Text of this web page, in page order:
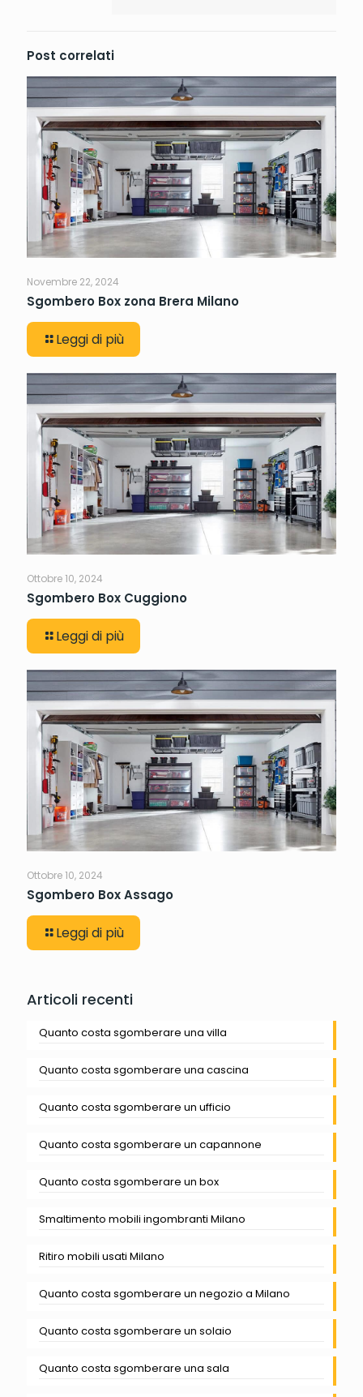
Post correlati
Novembre 22, 2024
Sgombero Box zona Brera Milano
Leggi di più
Ottobre 10, 2024
Sgombero Box Cuggiono
Leggi di più
Ottobre 10, 2024
Sgombero Box Assago
Leggi di più
Articoli recenti
Quanto costa sgomberare una villa
Quanto costa sgomberare una cascina
Quanto costa sgomberare un ufficio
Quanto costa sgomberare un capannone
Quanto costa sgomberare un box
Smaltimento mobili ingombranti Milano
Ritiro mobili usati Milano
Quanto costa sgomberare un negozio a Milano
Quanto costa sgomberare un solaio
Quanto costa sgomberare una sala